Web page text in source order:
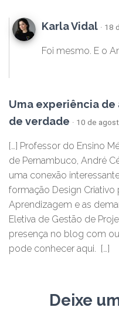
Karla Vidal · 18
Foi mesmo. E o
Uma experiência
de verdade · 10 de
[…] Professor do Ensino
de Pernambuco, André
uma conexão
formação Design Criativo
Aprendizagem e as
Eletiva de Gestão de
presença no blog com
pode conhecer aqui. […]
Deixe